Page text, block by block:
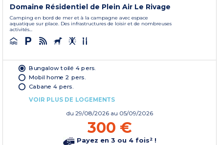
Domaine Résidentiel de Plein Air Le Rivage
Camping en bord de mer et à la campagne avec espace
aquatique sur place. Des infrastructures de loisir et de nombreuses
activités...
Bungalow toilé 4 pers.
Mobil home 2 pers.
Cabane 4 pers.
VOIR PLUS DE LOGEMENTS
du 29/08/2026 au 05/09/2026
300 €
Payez en 3 ou 4 fois² !